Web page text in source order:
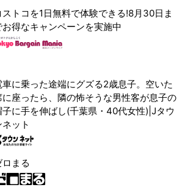
ストコを1日無料で体験できる!8月30日ま
お得なキャンペーンを実施中
車に乗った途端にグズる2歳息子。空いた
に座ったら、隣の怖そうな男性客が息子の
子に手を伸ばし(千葉県・40代女性)|Jタウ
ネット
ロまる